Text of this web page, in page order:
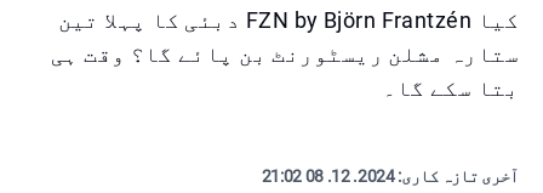
کیا FZN by Björn Frantzén دبئی کا پہلا تین
ستارہ مشلن ریسٹورنٹ بن پائے گا؟ وقت ہی
بتا سکے گا۔
آخری تازہ کاری:2024. 12. 08 21:02